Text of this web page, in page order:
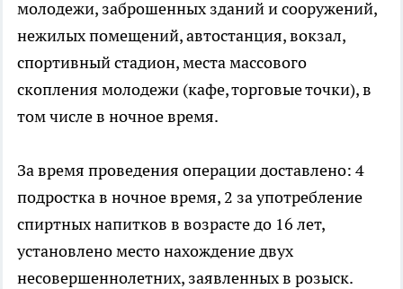
молодежи, заброшенных зданий и сооружений,
нежилых помещений, автостанция, вокзал,
спортивный стадион, места массового
скопления молодежи (кафе, торговые точки), в
том числе в ночное время.
За время проведения операции доставлено: 4
подростка в ночное время, 2 за употребление
спиртных напитков в возрасте до 16 лет,
установлено место нахождение двух
несовершеннолетних, заявленных в розыск.